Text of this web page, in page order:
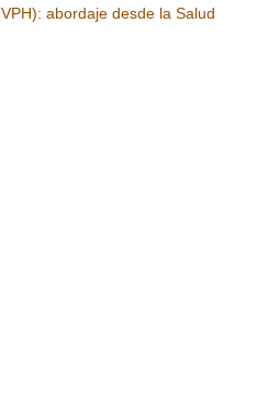
abordaje desde la Salud